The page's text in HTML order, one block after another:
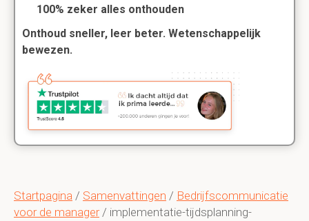
Startpagina / Samenvattingen / Bedrijfscommunicatie
voor de manager/ implementatie-tijdsplanning-
100% zeker alles onthouden
Onthoud sneller, leer beter. Wetenschappelijk
bewezen.